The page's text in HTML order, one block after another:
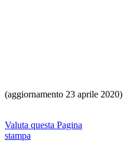
(aggiornamento 23 aprile 2020)
Valuta questa Pagina
stampa